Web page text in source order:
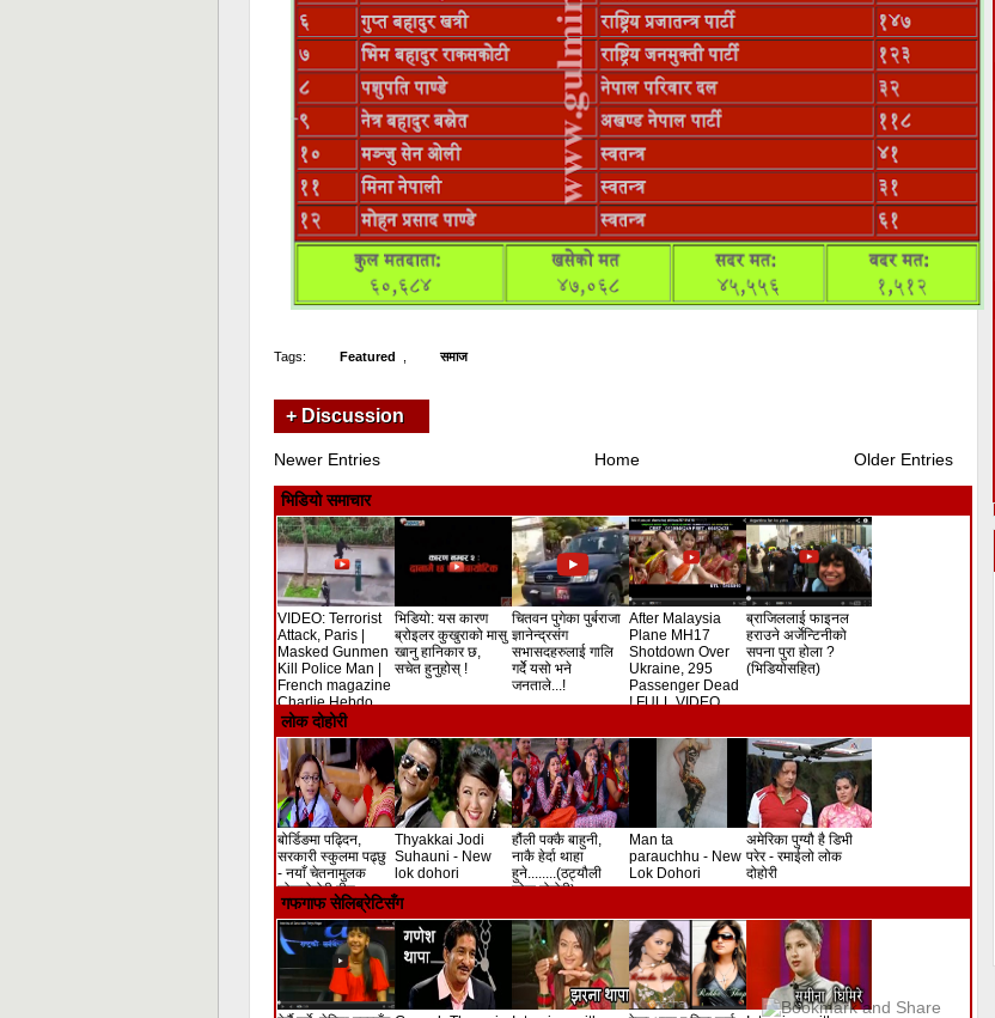
Tags: Featured समाज
+ Discussion
Newer Entries Older Entries
Home
भिडियो समाचार
VIDEO: Terrorist
Attack, Paris |
Masked Gunmen
Kill Police Man |
French magazine
Charlie Hebdo
Shooting
भिडियो: यस कारण
ब्रोइलर कुखुराको मासु
खानु हानिकार छ,
सचेत हुनुहोस् !
चितवन पुगेका पुर्बराजा
ज्ञानेन्द्रसंग
सभासदहरुलाई गालि
गर्देे यसो भने
जनताले...!
After Malaysia
Plane MH17
Shotdown Over
Ukraine, 295
Passenger Dead
! FULL VIDEO
ब्राजिललाई फाइनल
हराउने अर्जेन्टिनीको
सपना पुरा होला ?
(भिडियोसहित)
लोक दोहोरी
बोर्डिङमा पढ्दिन,
सरकारी स्कुलमा पढ्छु
- नयाँ चेतनामुलक
लोकदोहोरी गीत
Thyakkai Jodi
Suhauni - New
lok dohori
हौंली पक्कै बाहुनी,
नाकै हेर्दा थाहा
हुने........(ठट्यौली
लोक दोहोरी)
Man ta
parauchhu - New
Lok Dohori
अमेरिका पुग्यौ है डिभी
परेर - रमाईलो लोक
दोहोरी
गफगाफ सेलिब्रेटिसँग